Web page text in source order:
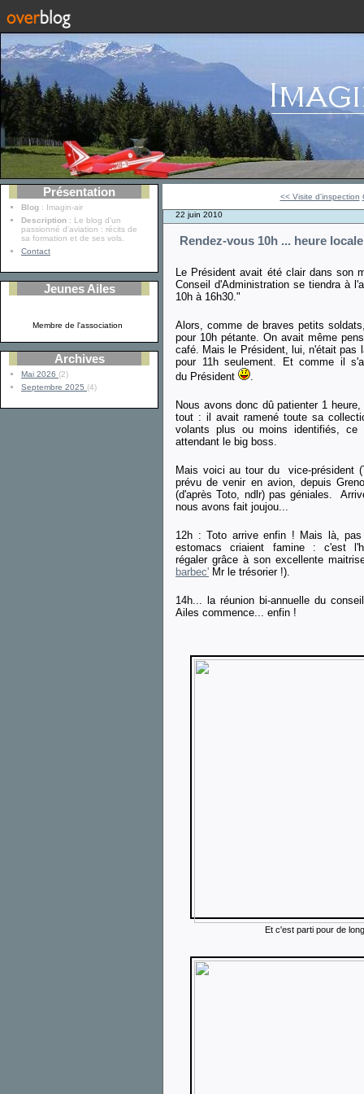
Présentation
Blog : Imagin-air
Description : Le blog d'un
passionné d'aviation : récits de
sa formation et de ses vols.
Contact
Jeunes Ailes
Membre de l'association
Archives
Mai 2026 (2)
Septembre 2025 (4)
<< Visite d'inspection
22 juin 2010
Rendez-vous 10h ... heure
Le Président avait été clair dans son
Conseil d'Administration se tiendra à
10h à 16h30."
Alors, comme de braves petits
pour 10h pétante. On avait même
café. Mais le Président, lui, n'était pas
pour 11h seulement. Et comme il
du Président
Nous avons donc dû patienter 1
tout : il avait ramené toute sa
volants plus ou moins identifiés,
attendant le big boss.
Mais voici au tour du vice-président
prévu de venir en avion, depuis
(d'après Toto, ndlr) pas géniales.
nous avons fait joujou...
12h : Toto arrive enfin ! Mais là,
estomacs criaient famine : c'est
régaler grâce à son excellente
barbec' Mr le trésorier !).
14h... la réunion bi-annuelle du
Ailes commence... enfin !
Et c'est parti pour de